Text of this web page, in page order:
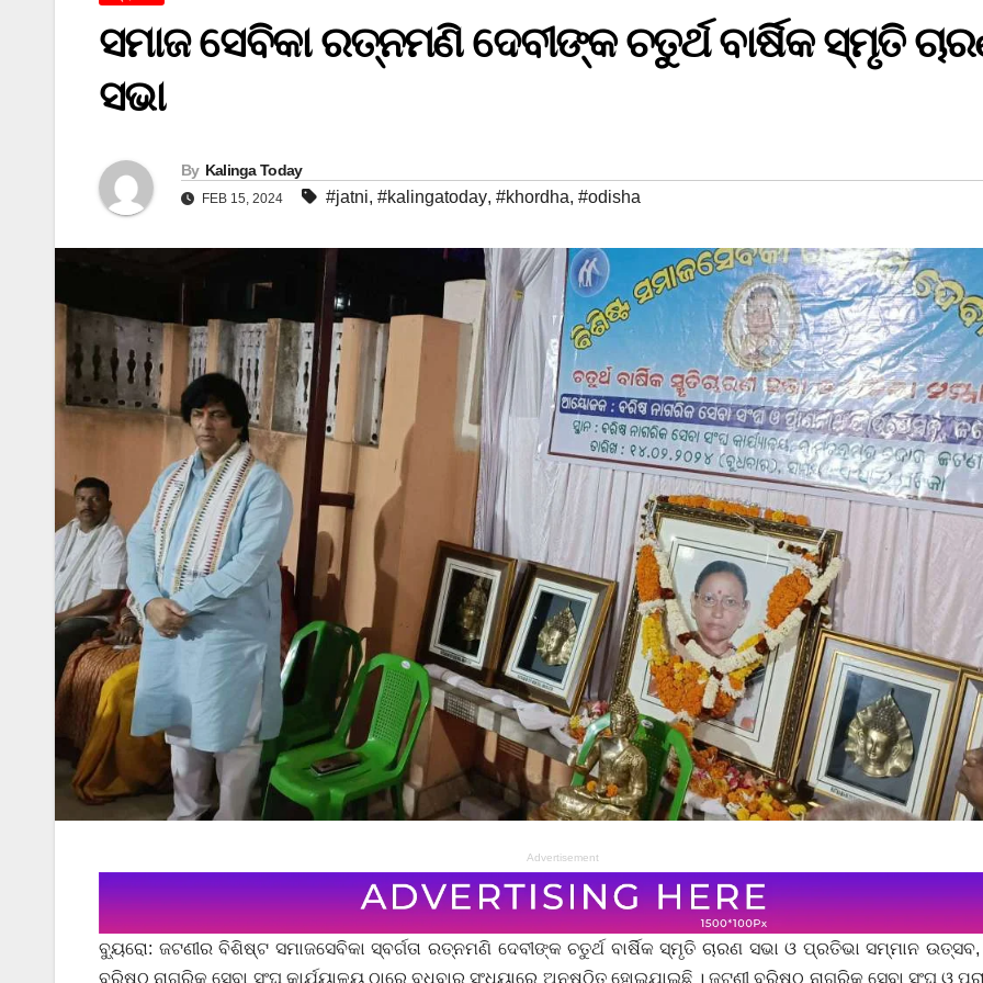
ସମାଜ ସେବିକା ରତ୍ନମଣି ଦେବୀଙ୍କ ଚତୁର୍ଥ ବାର୍ଷିକ ସ୍ମୃତି
ସଭା
By Kalinga Today
FEB 15, 2024 #jatni, #kalingatoday, #khordha, #odisha
Advertisement
ବ୍ୟୁରୋ: ଜଟଣୀର ବିଶିଷ୍ଟ ସମାଜସେବିକା ସ୍ବର୍ଗତା ରତ୍ନମଣି ଦେବୀଙ୍କ ଚତୁର୍ଥ ବାର୍ଷିକ ସ୍ମୃତି ଚାରଣ ସଭା ଓ ପ୍ରତିଭା ସମ୍ମାନ ଉତ୍ସବ,
ବରିଷ୍ଠ ନାଗରିକ ସେବା ସଂଘ କାର୍ଯ୍ୟାଳୟ ଠାରେ ବୁଧବାର ସଂଧ୍ୟାରେ ଅନୁଷ୍ଠିତ ହୋଇଯାଇଛି । ଜଟଣୀ ବରିଷ୍ଠ ନାଗରିକ ସେବା ସଂଘ ଓ